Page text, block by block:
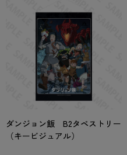
ダンジョン飯 B2タペストリー
（キービジュアル）